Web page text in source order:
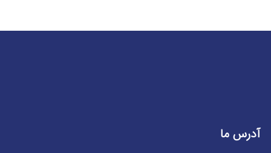
آدرس ما